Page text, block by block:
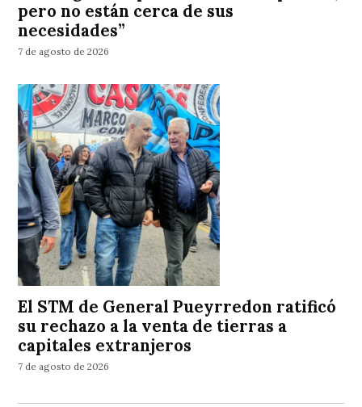
pero no están cerca de sus
necesidades”
7 de agosto de 2026
El STM de General Pueyrredon ratificó
su rechazo a la venta de tierras a
capitales extranjeros
7 de agosto de 2026